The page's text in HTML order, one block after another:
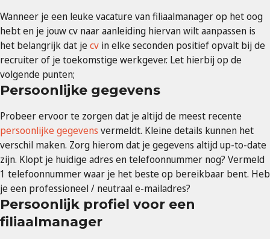
Wanneer je een leuke vacature van filiaalmanager op het oog
hebt en je jouw cv naar aanleiding hiervan wilt aanpassen is
het belangrijk dat jecv in elke seconden positief opvalt bij de
recruiter of je toekomstige werkgever. Let hierbij op de
volgende punten;
Persoonlijke gegevens
Probeer ervoor te zorgen dat je altijd de meest recente
persoonlijke gegevens vermeldt. Kleine details kunnen het
verschil maken. Zorg hierom dat je gegevens altijd up-to-date
zijn. Klopt je huidige adres en telefoonnummer nog? Vermeld
1 telefoonnummer waar je het beste op bereikbaar bent. Heb
je een professioneel / neutraal e-mailadres?
Persoonlijk profiel voor een
filiaalmanager